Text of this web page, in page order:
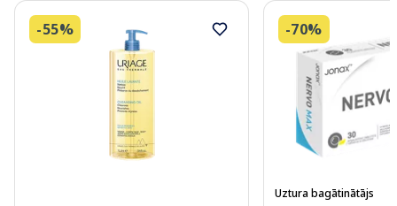
-55% -70%
Uztura bagātinātājs